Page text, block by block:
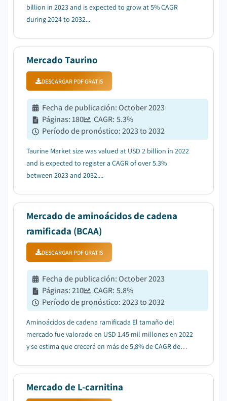
billion in 2023 and is expected to grow at 5% CAGR
during 2024 to 2032...
Mercado Taurino
DESCARGAR PDF GRATIS
Fecha de publicación:October 2023
Páginas:180 CAGR: 5.3%
Período de pronóstico:2023 to 2032
Taurine Market size was valued at USD 2 billion in 2022
and is expected to register a CAGR of over 5.3%
between 2023 and 2032....
Mercado de aminoácidos de cadena
ramificada (BCAA)
DESCARGAR PDF GRATIS
Fecha de publicación:October 2023
Páginas:210 CAGR: 5.8%
Período de pronóstico:2023 to 2032
Aminoácidos de cadena ramificada El tamaño del
mercado fue valorado en USD 1.45 mil millones en 2022
y se estima que crecerá en más de 5,8% de CAGR de
Mercado de L-carnitina